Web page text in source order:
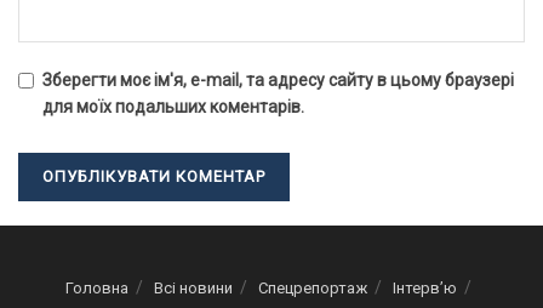
Зберегти моє ім'я, e-mail, та адресу сайту в цьому браузері
для моїх подальших коментарів.
Головна Всі новини Спецрепортаж
Інтерв’ю